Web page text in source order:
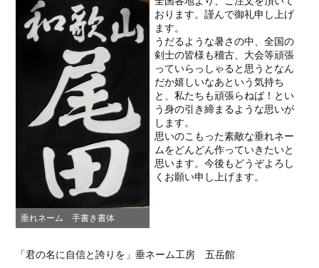
垂れネーム 手書き書体
おります。謹んで御礼申し上げ
ます。
うだるような暑さの中、全国の
剣士の皆様も稽古、大会等頑張
っていらっしゃると思うとなん
だか嬉しいなあという気持ち
と、私たちも頑張らねば！とい
う身の引き締まるような思いが
します。
思いのこもった素敵な垂れネー
ムをどんどん作っていきたいと
思います。今後もどうぞよろし
くお願い申し上げます。
「君の名に自信と誇りを」垂ネーム工房 五岳館